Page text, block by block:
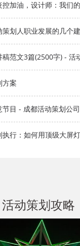
控加油，设计师：我们
划人职业发展的几个
范文3篇(2500字) - 活
方案
节目 - 成都活动策划公司
执行：如何用顶级大屏
活动策划攻略